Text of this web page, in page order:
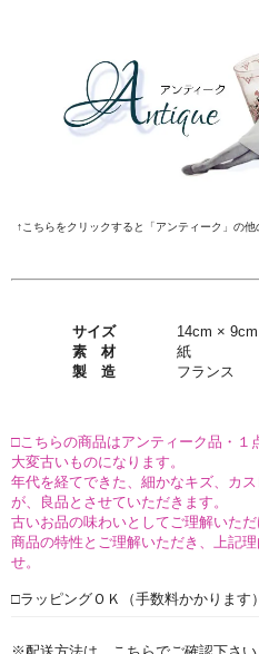
↑こちらをクリックすると「アンティーク」の
サイズ
14cm × 9cm
素 材
紙
製 造
フランス
□こちらの商品はアンティーク品・１
大変古いものになります。
年代を経てできた、細かなキズ、カ
が、良品とさせていただきます。
古いお品の味わいとしてご理解いただ
商品の特性とご理解いただき、上記
せ。
□ラッピングＯＫ（手数料かかりま